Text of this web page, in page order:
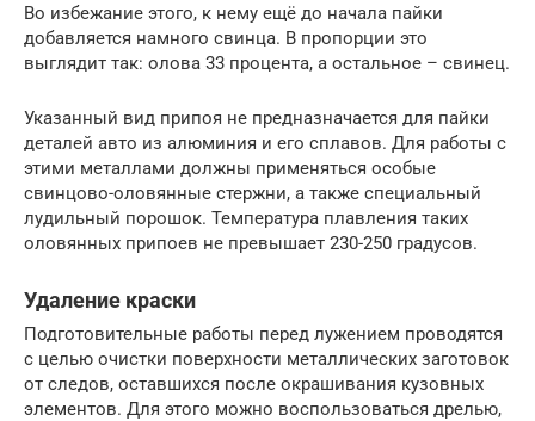
Во избежание этого, к нему ещё до начала пайки
добавляется намного свинца. В пропорции это
выглядит так: олова 33 процента, а остальное – свинец.
Указанный вид припоя не предназначается для пайки
деталей авто из алюминия и его сплавов. Для работы с
этими металлами должны применяться особые
свинцово-оловянные стержни, а также специальный
лудильный порошок. Температура плавления таких
оловянных припоев не превышает 230-250 градусов.
Удаление краски
Подготовительные работы перед лужением проводятся
с целью очистки поверхности металлических заготовок
от следов, оставшихся после окрашивания кузовных
элементов. Для этого можно воспользоваться дрелью,